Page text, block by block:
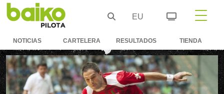
EU
NOTICIAS CARTELERA RESULTADOS TIENDA